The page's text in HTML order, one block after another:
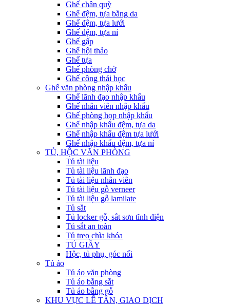
Ghế chân quỳ
Ghế đệm, tựa bằng da
Ghế đệm, tựa lưới
Ghế đệm, tựa nỉ
Ghế gấp
Ghế hội thảo
Ghế tựa
Ghế phòng chờ
Ghế công thái học
Ghế văn phòng nhập khẩu
Ghế lãnh đạo nhập khẩu
Ghế nhân viên nhập khẩu
Ghế phòng họp nhập khẩu
Ghế nhập khẩu đệm, tựa da
Ghế nhập khẩu đệm tựa lưới
Ghế nhập khẩu đệm, tựa nỉ
TỦ, HỘC VĂN PHÒNG
Tủ tài liệu
Tủ tài liệu lãnh đạo
Tủ tài liệu nhân viên
Tủ tài liệu gỗ verneer
Tủ tài liệu gỗ lamilate
Tủ sắt
Tủ locker gỗ, sắt sơn tĩnh điện
Tủ sắt an toàn
Tủ treo chìa khóa
TỦ GIẦY
Hộc, tủ phụ, góc nối
Tủ áo
Tủ áo văn phòng
Tủ áo bằng sắt
Tủ áo bằng gỗ
KHU VỰC LỄ TÂN, GIAO DỊCH